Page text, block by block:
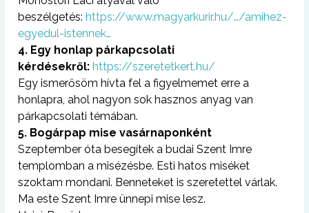
beszélgetés:https://www.magyarkurir.hu/…/amihez-
egyedul-istennek…
4. Egy honlap párkapcsolati
kérdésekről: https://szeretetkert.hu/
Egy ismerősöm hívta fel a figyelmemet erre a
honlapra, ahol nagyon sok hasznos anyag van
párkapcsolati témában.
5. Bogárpap mise vasárnaponként
Szeptember óta besegítek a budai Szent Imre
templomban a misézésbe. Esti hatos miséket
szoktam mondani. Benneteket is szeretettel várlak.
Ma este Szent Imre ünnepi mise lesz.